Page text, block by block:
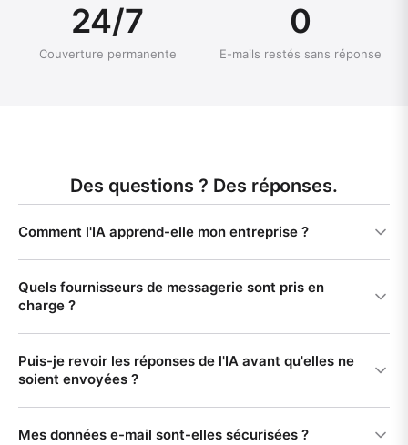
24/7
Couverture permanente
0
E-mails restés sans réponse
Des questions ? Des réponses.
Comment l'IA apprend-elle mon entreprise ?
Quels fournisseurs de messagerie sont pris en
charge ?
Puis-je revoir les réponses de l'IA avant qu'elles ne
soient envoyées ?
Mes données e-mail sont-elles sécurisées ?